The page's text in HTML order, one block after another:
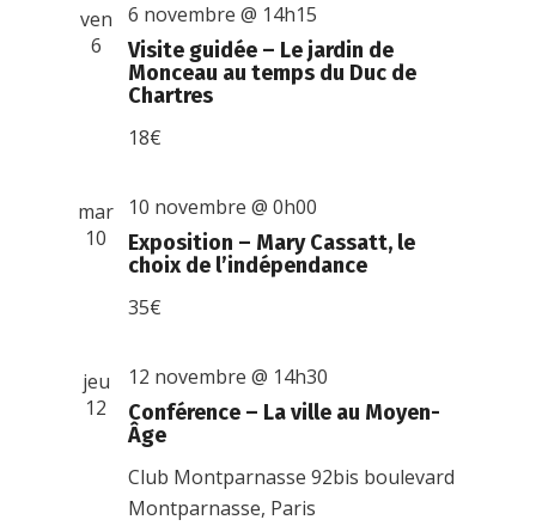
ven
6
Visite guidée – Le jardin de
Monceau au temps du Duc de
Chartres
6 novembre @ 14h15
18€
mar
10
Exposition – Mary Cassatt, le
choix de l’indépendance
10 novembre @ 0h00
35€
jeu
12
Conférence – La ville au Moyen-
Âge
12 novembre @ 14h30
Club Montparnasse92bis boulevard
Montparnasse, Paris